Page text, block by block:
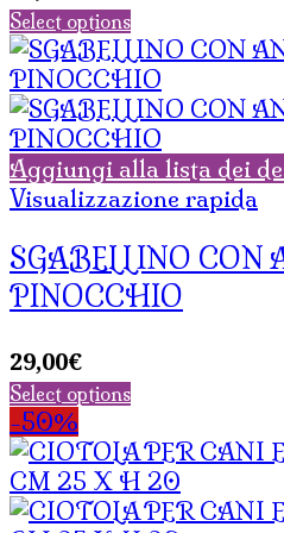
Select options
Aggiungi alla lista dei
Visualizzazione rapida
SGABELLINO CON
PINOCCHIO
29,00€
Select options
-50%